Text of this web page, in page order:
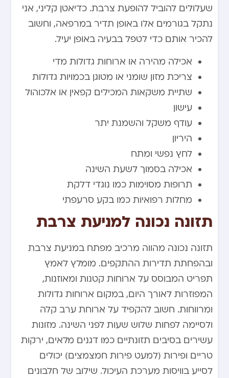
שעלולים להוביל להופעת צרבת. כדיאטן קליני, אני
נתקל בגורמים אלו באופן תדיר במרפאה, וחשוב
להכיר אותם כדי לטפל בבעיה באופן יעיל.
אכילה מהירה או ארוחות גדולות מדי
צריכת מזון שומני או מטוגן בכמויות גדולות
שתיית משקאות המכילים קפאין או אלכוהול
עישון
עודף משקל והשמנת יתר
היריון
לחץ נפשי ומתח
אכילה בסמוך לשעת השינה
תרופות מסוימות כמו נוגדי דלקת
מחלות רפואיות כמו בקע סרעפתי
תזונה נכונה למניעת צרבת
תזונה נכונה מהווה מרכיב מפתח במניעת צרבת
ובהפחתת תדירות ההתקפים. מומלץ לאמץ
תפריט המבוסס על ארוחות קטנות ומאוזנות,
המפוזרות לאורך היום, במקום ארוחות גדולות
ומרווחות. חשוב להקפיד על ארוחת ערב קלה
ולסיימה לפחות שלוש שעות לפני השינה. מזונות
עשירים בסיבים תזונתיים כמו דגנים מלאים, ירקות
טריים ופירות (למעט פירות חמצמצים) יכולים
לסייע בוויסות מערכת העיכול. שילוב של חלבונים